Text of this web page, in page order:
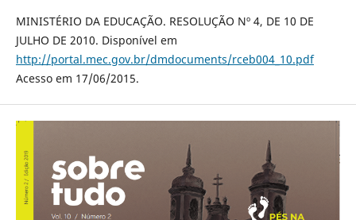
MINISTÉRIO DA EDUCAÇÃO. RESOLUÇÃO Nº 4, DE 10 DE
JULHO DE 2010. Disponível em
http://portal.mec.gov.br/dmdocuments/rceb004_10.pdf
Acesso em 17/06/2015.